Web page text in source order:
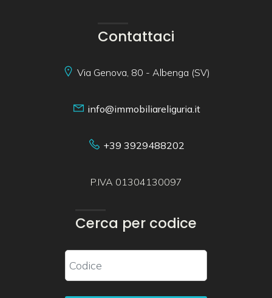
Contattaci
Via Genova, 80 - Albenga (SV)
info@immobiliareliguria.it
+39 3929488202
P.IVA 01304130097
Cerca per codice